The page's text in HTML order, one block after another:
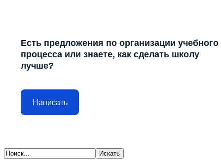
Есть предложения по организации учебного
процесса или знаете, как сделать школу
лучше?
Написать